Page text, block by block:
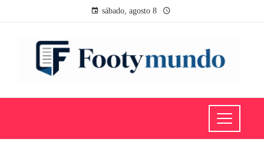
sábado, agosto 8